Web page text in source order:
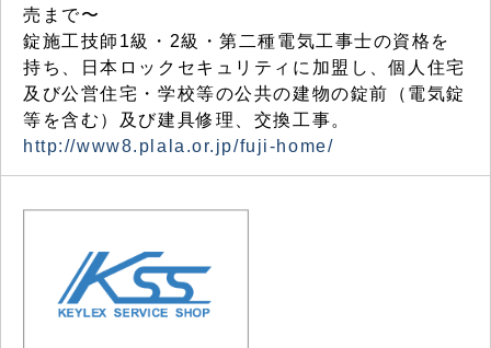
売まで〜
錠施工技師1級・2級・第二種電気工事士の資格を
持ち、日本ロックセキュリティに加盟し、個人住宅
及び公営住宅・学校等の公共の建物の錠前（電気錠
等を含む）及び建具修理、交換工事。
http://www8.plala.or.jp/fuji-home/